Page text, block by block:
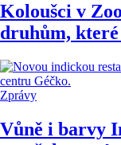
Koloušci v
druhům,
Zprávy
Vůně i barvy